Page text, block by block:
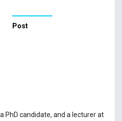
Post
PhD candidate, and a lecturer at